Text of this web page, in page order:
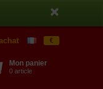
€
Mon panier
0 article